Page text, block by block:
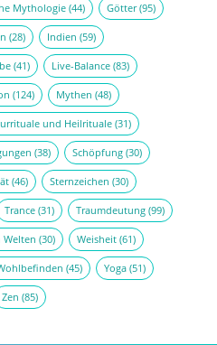
Mythologie(44) Götter(95)
(28) Indien (59)
(41) Live-Balance(83)
(124) Mythen (48)
und Heilrituale(31)
(38) Schöpfung(30)
(46) Sternzeichen (30)
Trance(31) Traumdeutung(99)
Welten (30) Weisheit(61)
(45) Yoga(51)
Zen (85)